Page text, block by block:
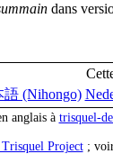
dans
語 (Nihongo)
anglais à trisquel-
Project;